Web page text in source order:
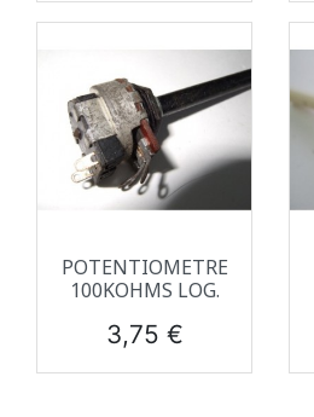
POTENTIOMETRE
100KOHMS LOG.
Prix
3,75 €